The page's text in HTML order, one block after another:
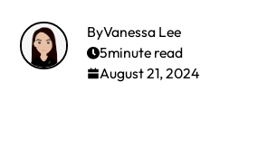
ByVanessa Lee
5minute read
August 21, 2024